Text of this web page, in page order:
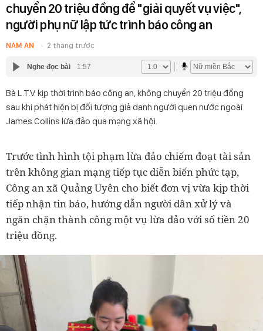
chuyển 20 triệu đồng để "giải quyết vụ việc",
người phụ nữ lập tức trình báo công an
NAM AN 2 tháng trước
Nghe đọc bài 1:57
Bà L.T.V. kịp thời trình báo công an, không chuyển 20 triệu đồng
sau khi phát hiện bị đối tượng giả danh người quen nước ngoài
James Collins lừa đảo qua mạng xã hội.
Trước tình hình tội phạm lừa đảo chiếm đoạt tài sản
trên không gian mạng tiếp tục diễn biến phức tạp,
Công an xã Quảng Uyên cho biết đơn vị vừa kịp thời
tiếp nhận tin báo, hướng dẫn người dân xử lý và
ngăn chặn thành công một vụ lừa đảo với số tiền 20
triệu đồng.